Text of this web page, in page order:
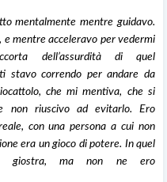
mentalmente mentre guidavo.
mentre acceleravo per vedermi
dell’assurdità di quel
stavo correndo per andare da
che mi mentiva, che si
non riuscivo ad evitarlo. Ero
con una persona a cui non
era un gioco di potere. In quel
giostra, ma non ne ero